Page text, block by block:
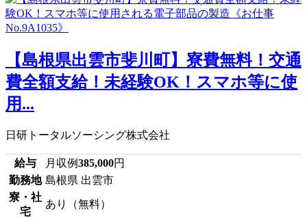
【島根県出雲市斐川町】寮費無料！交通
費全額支給！未経験OK！スマホ等に使
用...
日研トータルソーシング株式会社
給与 月収例385,000円
勤務地 島根県 出雲市
寮・社
宅
あり（無料）